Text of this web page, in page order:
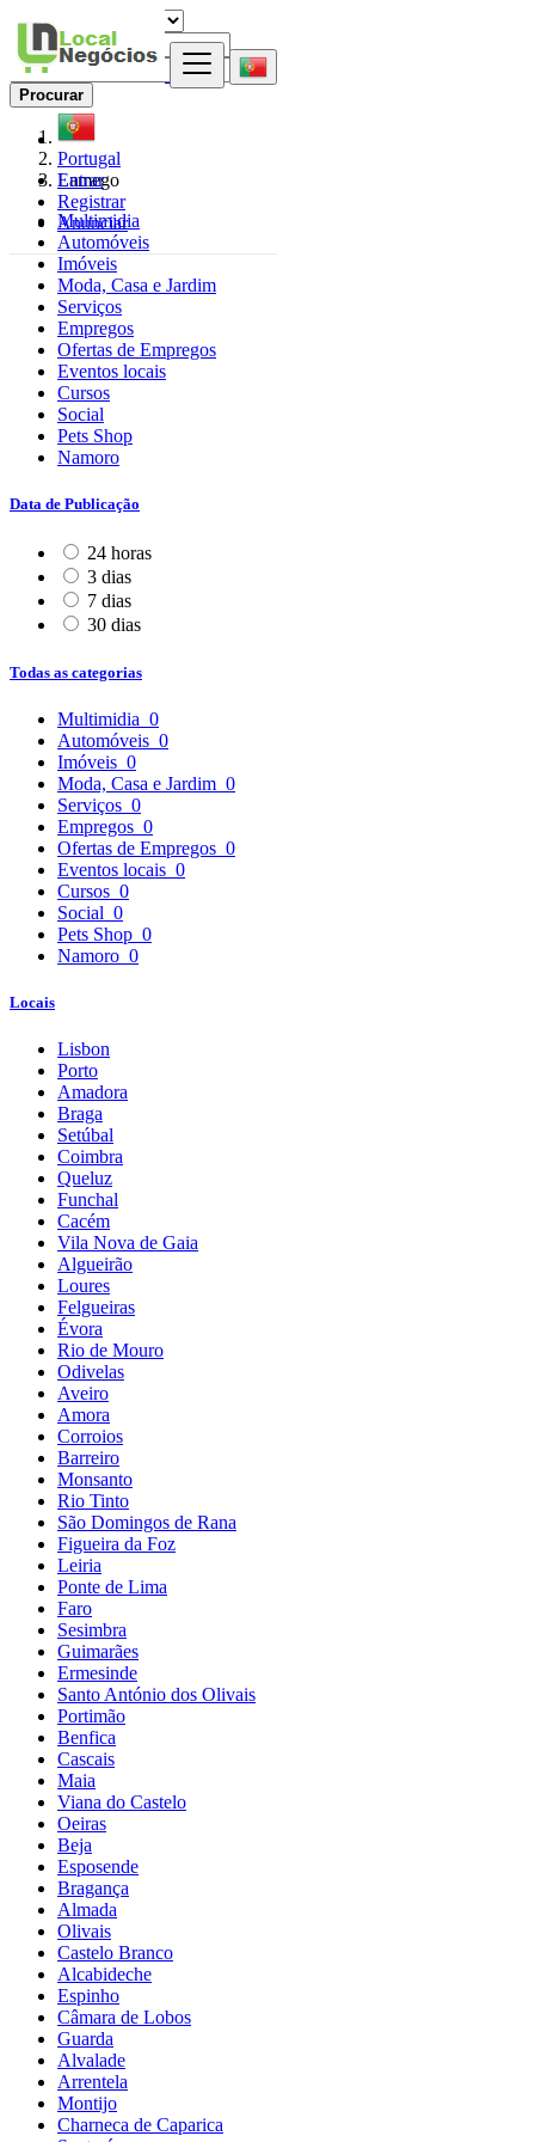
Entrar
Registrar
Anunciar
Procurar
Portugal
Lamego
Multimidia
Automóveis
Imóveis
Moda, Casa e Jardim
Serviços
Empregos
Ofertas de Empregos
Eventos locais
Cursos
Social
Pets Shop
Namoro
Data de Publicação
24 horas
3 dias
7 dias
30 dias
Todas as categorias
Multimidia 0
Automóveis 0
Imóveis 0
Moda, Casa e Jardim 0
Serviços 0
Empregos 0
Ofertas de Empregos 0
Eventos locais 0
Cursos 0
Social 0
Pets Shop 0
Namoro 0
Locais
Lisbon
Porto
Amadora
Braga
Setúbal
Coimbra
Queluz
Funchal
Cacém
Vila Nova de Gaia
Algueirão
Loures
Felgueiras
Évora
Rio de Mouro
Odivelas
Aveiro
Amora
Corroios
Barreiro
Monsanto
Rio Tinto
São Domingos de Rana
Figueira da Foz
Leiria
Ponte de Lima
Faro
Sesimbra
Guimarães
Ermesinde
Santo António dos Olivais
Portimão
Benfica
Cascais
Maia
Viana do Castelo
Oeiras
Beja
Esposende
Bragança
Almada
Olivais
Castelo Branco
Alcabideche
Espinho
Câmara de Lobos
Guarda
Alvalade
Arrentela
Montijo
Charneca de Caparica